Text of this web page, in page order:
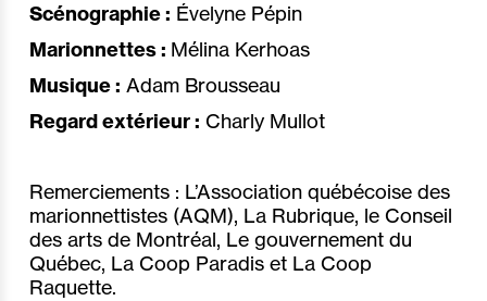
Scénographie : Évelyne Pépin
Marionnettes : Mélina Kerhoas
Musique : Adam Brousseau
Regard extérieur : Charly Mullot
Remerciements : L’Association québécoise des
marionnettistes (AQM), La Rubrique, le Conseil
des arts de Montréal, Le gouvernement du
Québec, La Coop Paradis et La Coop
Raquette.